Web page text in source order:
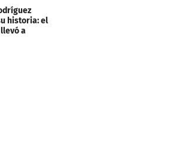
historia: el
a